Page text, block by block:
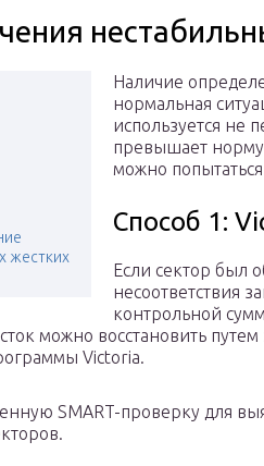
жестких
Наличие
нормальная
используется не
превышает
можно
Способ 1:
Если сектор был
несоответствия
контрольной
можно восстановить
Victoria.
SMART-проверку для